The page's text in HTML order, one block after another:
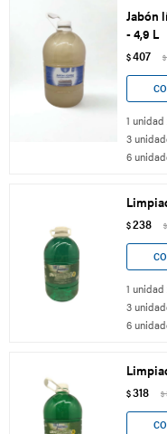
Jabón
- 4,9 L
$407 $
1
3
6
$238 $
1
3
6
$318 $